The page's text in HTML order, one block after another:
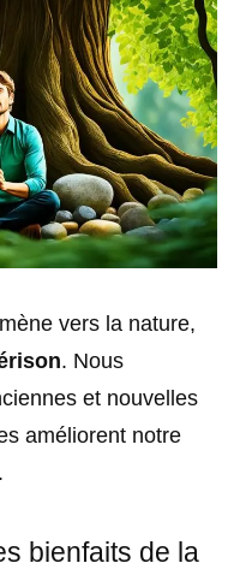
vers la nature,
. Nous
et nouvelles
améliorent notre
bienfaits de la